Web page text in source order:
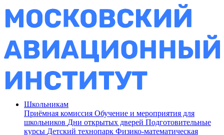
Школьникам
Приёмная комиссия Обучение и мероприятия для
школьников Дни открытых дверей Подготовительные
курсы Детский технопарк Физико-математическая